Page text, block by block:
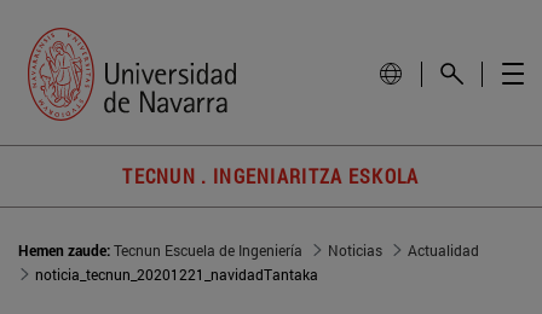
TECNUN . INGENIARITZA ESKOLA
Hemen zaude:Tecnun Escuela de Ingeniería Noticias
Actualidad
noticia_tecnun_20201221_navidadTantaka